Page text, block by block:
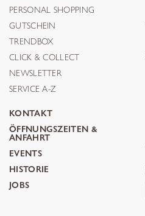
PERSONAL SHOPPING
GUTSCHEIN
TRENDBOX
CLICK & COLLECT
NEWSLETTER
SERVICE A-Z
KONTAKT
ÖFFNUNGSZEITEN &
ANFAHRT
EVENTS
HISTORIE
JOBS